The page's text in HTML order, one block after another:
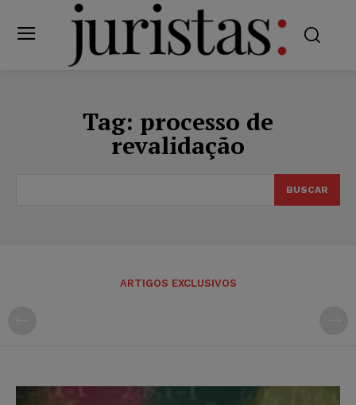
Tag: processo de
revalidação
BUSCAR
ARTIGOS EXCLUSIVOS